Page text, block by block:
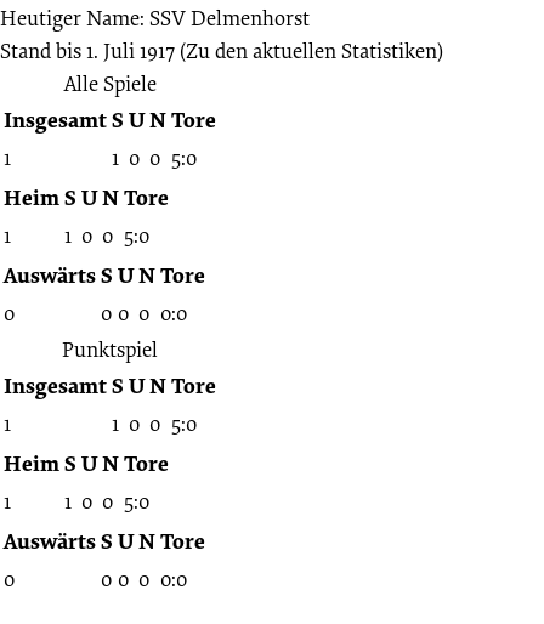
Heutiger Name: SSV Delmenhorst
Stand bis 1. Juli 1917 (Zu den aktuellen Statistiken)
Alle Spiele
InsgesamtS UNTore
1 1 0 0 5:0
HeimS UNTore
1 1 0 0 5:0
AuswärtsS UNTore
0 0 0 0 0:0
Punktspiel
InsgesamtS UNTore
1 1 0 0 5:0
HeimS UNTore
1 1 0 0 5:0
AuswärtsS UNTore
0 0 0 0 0:0